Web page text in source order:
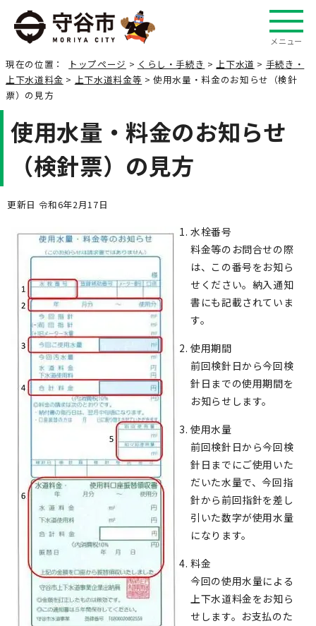
メニュー
現在の位置： トップページ > くらし・手続き >上下水道 > 手続き・
上下水道料金 > 上下水道料金等 > 使用水量・料金のお知らせ（検針
票）の見方
使用水量・料金のお知らせ
（検針票）の見方
更新日 令和6年2月17日
水栓番号
料金等のお問合せの際
は、この番号をお知ら
せください。納入通知
書にも記載されていま
す。
使用期間
前回検針日から今回検
針日までの使用期間を
お知らせします。
使用水量
前回検針日から今回検
針日までにご使用いた
だいた水量で、今回指
針から前回指針を差し
引いた数字が使用水量
になります。
料金
今回の使用水量による
上下水道料金をお知ら
せします。お支払のた